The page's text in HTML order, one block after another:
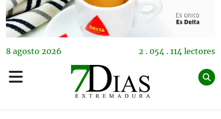
8 agosto 2026 2 . 054 . 114 lectores